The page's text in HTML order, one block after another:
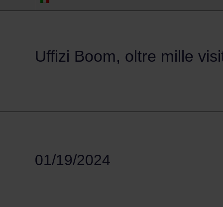
Uffizi Boom, oltre mille
01/19/2024